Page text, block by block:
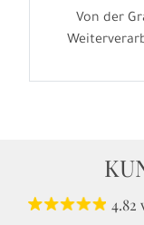
Von der
4.82